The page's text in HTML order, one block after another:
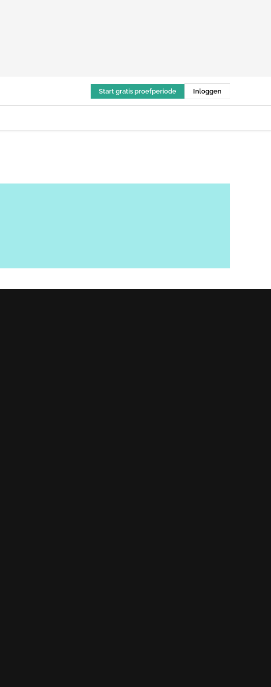
Start gratis proefperiode Inloggen